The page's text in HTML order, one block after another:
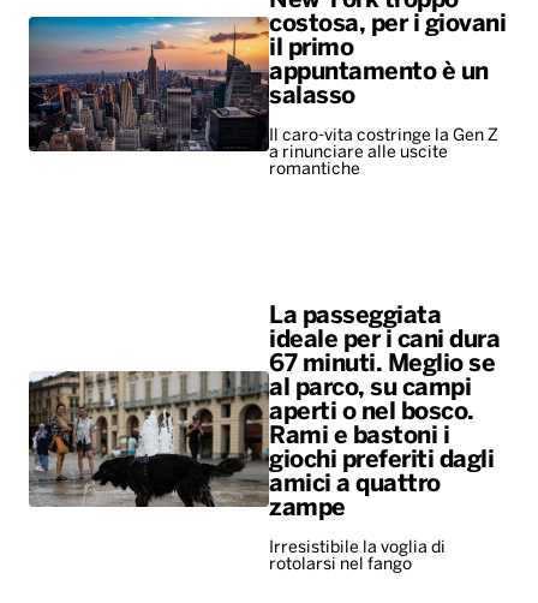
costosa, per i giovani
il primo
appuntamento è un
salasso
Il caro-vita costringe la Gen Z
a rinunciare alle uscite
romantiche
La passeggiata
ideale per i cani dura
67 minuti. Meglio se
al parco, su campi
aperti o nel bosco.
Rami e bastoni i
giochi preferiti dagli
amici a quattro
zampe
Irresistibile la voglia di
rotolarsi nel fango